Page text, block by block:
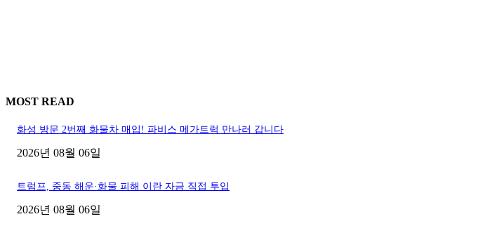
MOST READ
화성 방문 2번째 화물차 매입! 파비스 메가트럭 만나러 갑니다
2026년 08월 06일
트럼프, 중동 해운·화물 피해 이란 자금 직접 투입
2026년 08월 06일